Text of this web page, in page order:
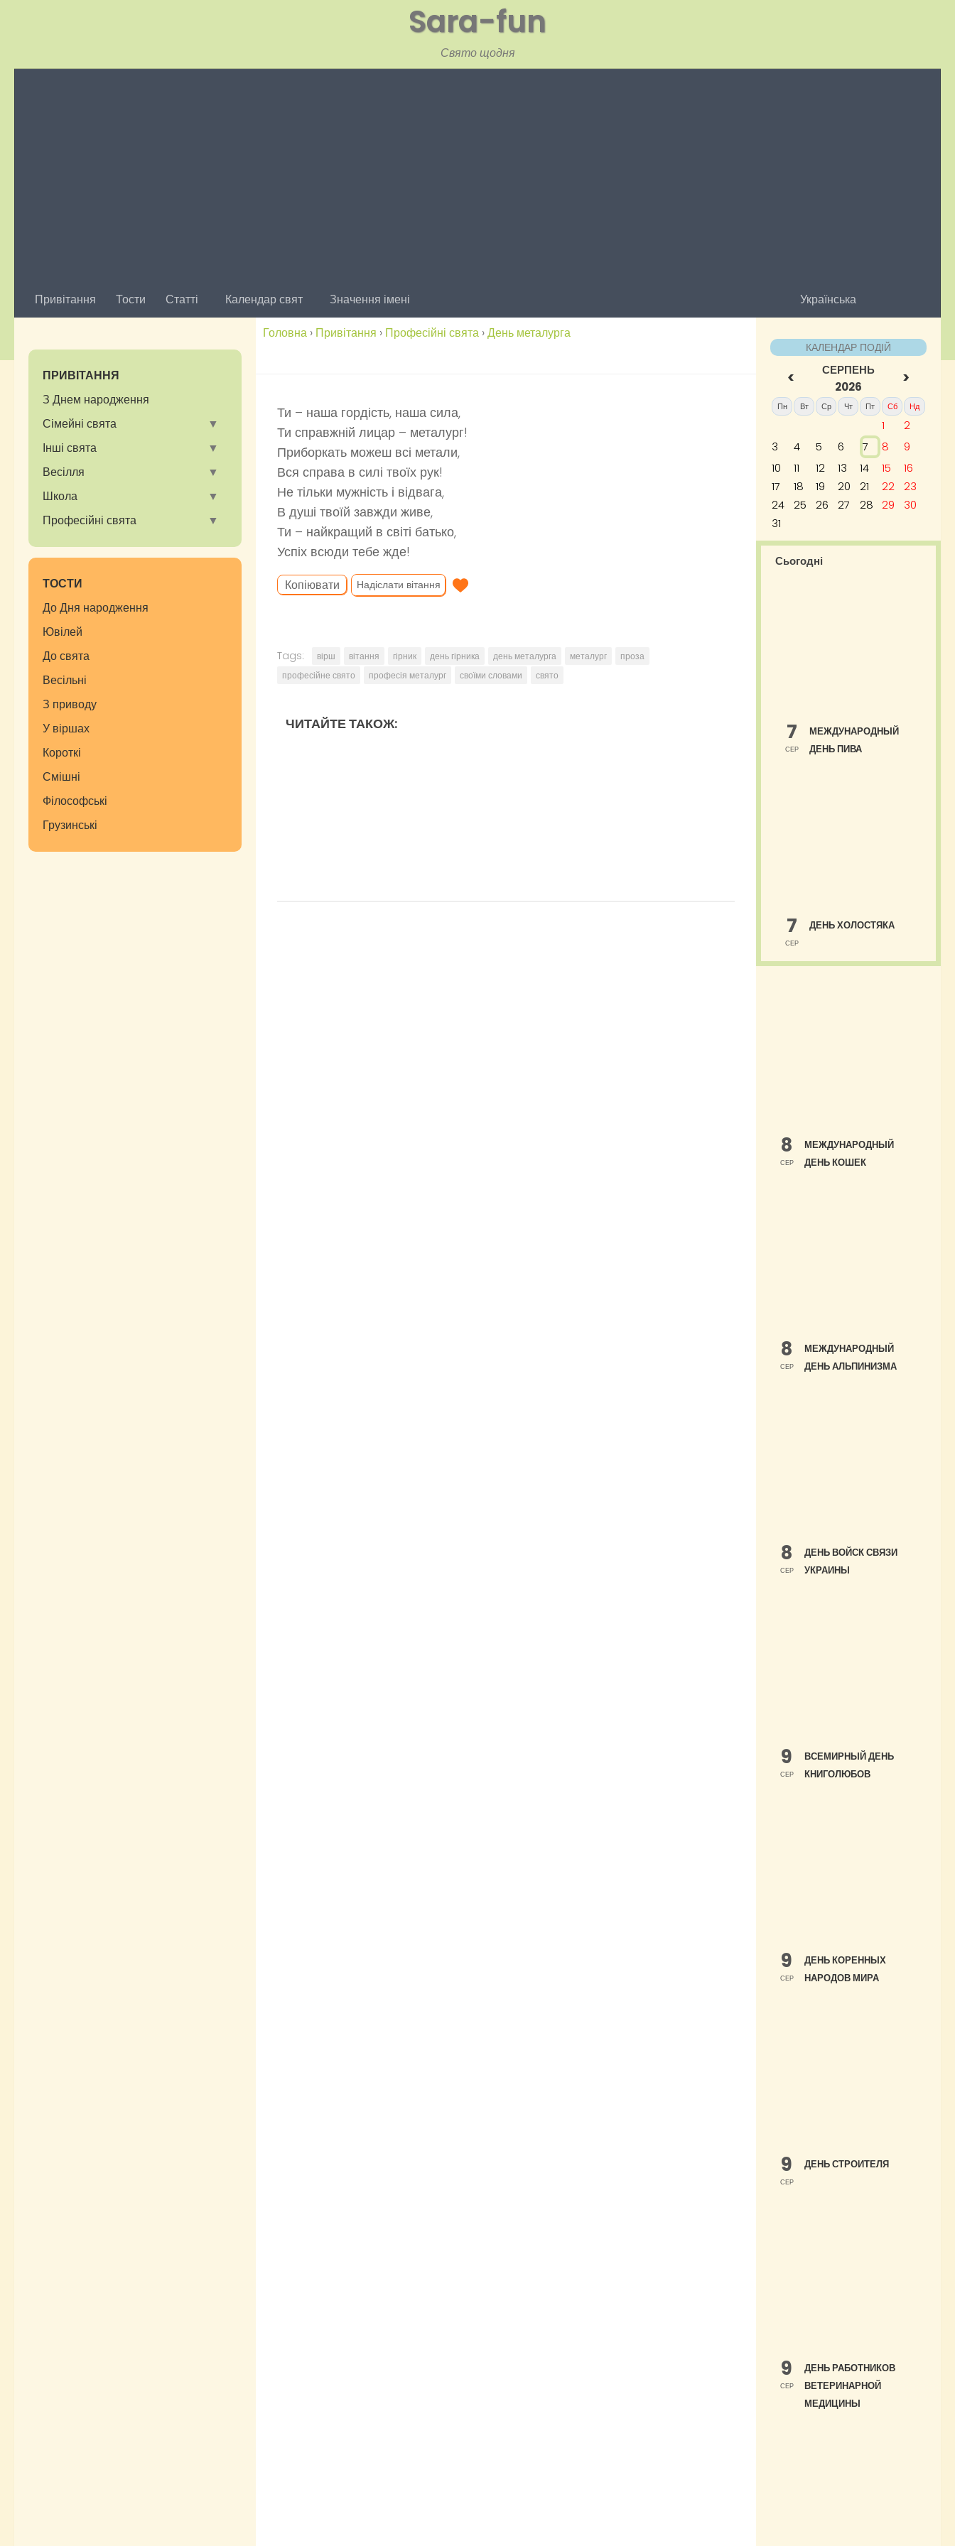
Sara-fun
Свято щодня
Привітання Тости Статті Календар свят Значення імені Українська
Головна › Привітання › Професійні свята ›День металурга
Ти – наша гордість, наша сила,
Ти справжній лицар – металург!
Приборкать можеш всі метали,
Вся справа в силі твоїх рук!
Не тільки мужність і відвага,
В душі твоїй завжди живе,
Ти – найкращий в світі батько,
Успіх всюди тебе жде!
Копіювати Надіслати вітання
Tags: вірш вітання гірник день гірника день металурга металург
проза
професійне свято
професія металург своїми словами свято
ЧИТАЙТЕ ТАКОЖ:
ПРИВІТАННЯ
З Днем народження
Сімейні свята
Інші свята
Весілля
Школа
Професійні свята
ТОСТИ
До Дня народження
Ювілей
До свята
Весільні
З приводу
У віршах
Короткі
Смішні
Філософські
Грузинські
КАЛЕНДАР ПОДІЙ
<
СЕРПЕНЬ
2026
>
Пн Вт Ср Чт Пт Сб Нд
1
2
3
4 5 6 7 8
9
10
11 12 13 14 15
16
17
18 19 20 21 22
23
24
25 26 27 28 29
30
31
Сьогодні
7
СЕР
МЕЖДУНАРОДНЫЙ
ДЕНЬ ПИВА
7
СЕР
ДЕНЬ ХОЛОСТЯКА
8
СЕР
МЕЖДУНАРОДНЫЙ
ДЕНЬ КОШЕК
8
СЕР
МЕЖДУНАРОДНЫЙ
ДЕНЬ АЛЬПИНИЗМА
8
СЕР
ДЕНЬ ВОЙСК СВЯЗИ
УКРАИНЫ
9
СЕР
ВСЕМИРНЫЙ ДЕНЬ
КНИГОЛЮБОВ
9
СЕР
ДЕНЬ КОРЕННЫХ
НАРОДОВ МИРА
9
СЕР
ДЕНЬ СТРОИТЕЛЯ
9
СЕР
ДЕНЬ РАБОТНИКОВ
ВЕТЕРИНАРНОЙ
МЕДИЦИНЫ